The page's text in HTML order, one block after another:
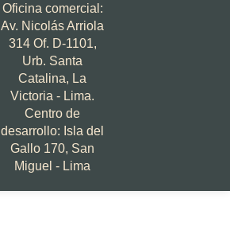
Oficina comercial:
Av. Nicolás Arriola
314 Of. D-1101,
Urb. Santa
Catalina, La
Victoria - Lima.
Centro de
desarrollo: Isla del
Gallo 170, San
Miguel - Lima